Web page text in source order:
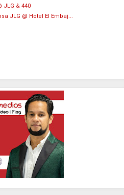
JLG & 440
JLG @ Hotel El Embaj...